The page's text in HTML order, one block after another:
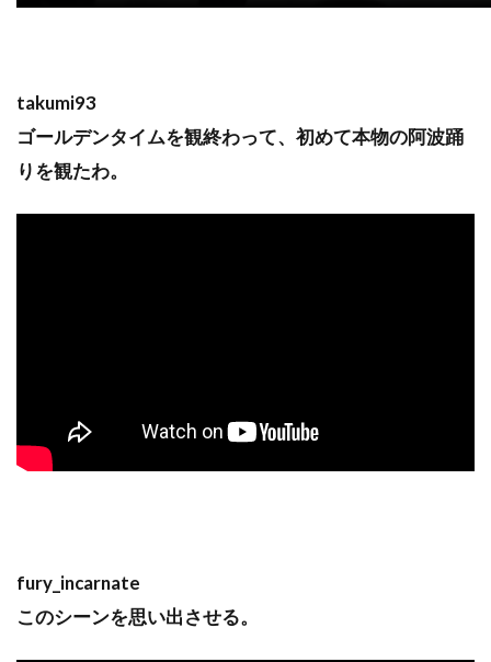
takumi93
ゴールデンタイムを観終わって、初めて本物の阿波踊
りを観たわ。
fury_incarnate
このシーンを思い出させる。